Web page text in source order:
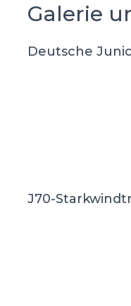
Galerie
Deutsche
J70-